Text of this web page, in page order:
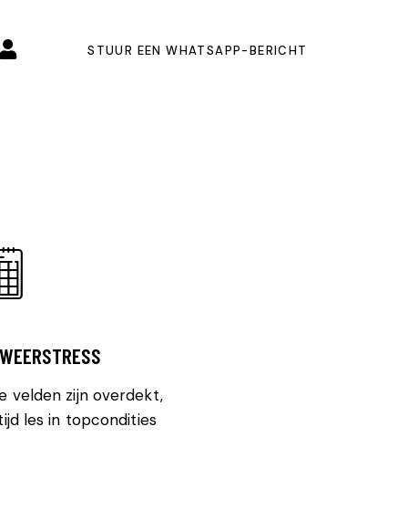
STUUR EEN WHATSAPP-BERICHT
velden zijn overdekt,
les in topcondities